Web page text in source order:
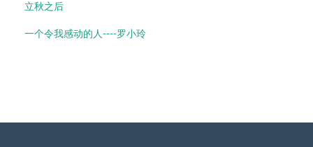
立秋之后
一个令我感动的人----罗小玲